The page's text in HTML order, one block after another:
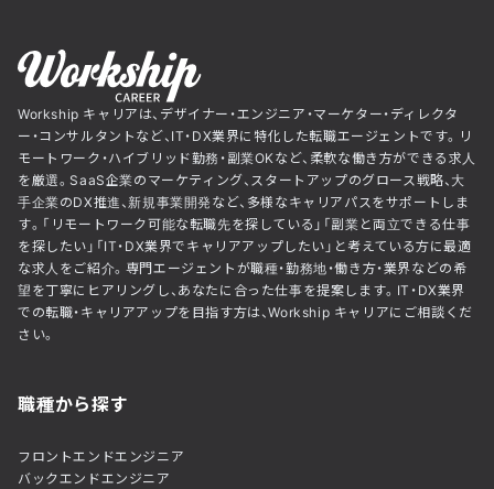
Workship キャリアは、デザイナー・エンジニア・マーケター・ディレクタ
ー・コンサルタントなど、IT・DX業界に特化した転職エージェントです。リ
モートワーク・ハイブリッド勤務・副業OKなど、柔軟な働き方ができる求人
を厳選。SaaS企業のマーケティング、スタートアップのグロース戦略、大
手企業のDX推進、新規事業開発など、多様なキャリアパスをサポートしま
す。「リモートワーク可能な転職先を探している」「副業と両立できる仕事
を探したい」「IT・DX業界でキャリアアップしたい」と考えている方に最適
な求人をご紹介。専門エージェントが職種・勤務地・働き方・業界などの希
望を丁寧にヒアリングし、あなたに合った仕事を提案します。IT・DX業界
での転職・キャリアアップを目指す方は、Workship キャリアにご相談くだ
さい。
職種から探す
フロントエンドエンジニア
バックエンドエンジニア